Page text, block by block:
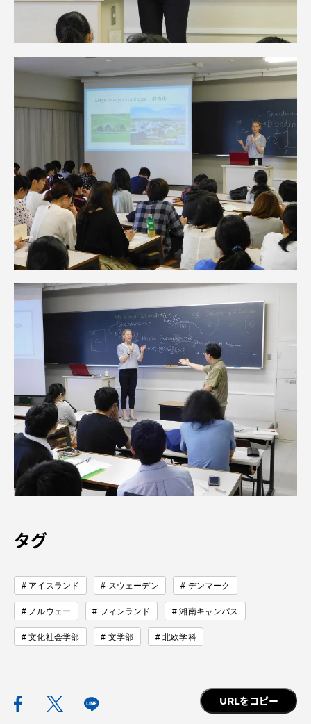
タグ
アイスランド スウェーデン デンマーク
ノルウェー フィンランド 湘南キャンパス
文化社会学部 文学部 北欧学科
URLをコピー